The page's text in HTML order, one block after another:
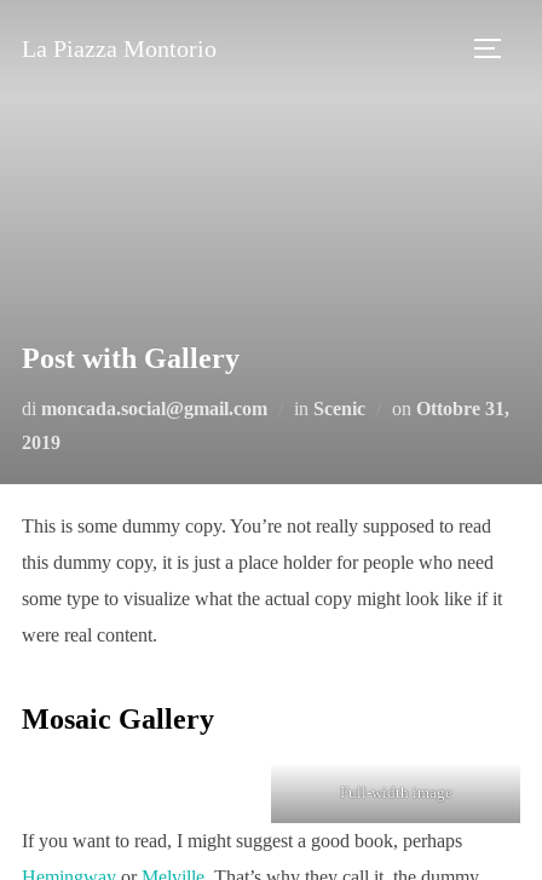
La Piazza Montorio
Post with Gallery
di moncada.social@gmail.com in Scenic on Pubblicato
Ottobre 31,
2019
This is some dummy copy. You’re not really supposed to read
this dummy copy, it is just a place holder for people who need
some type to visualize what the actual copy might look like if it
were real content.
Mosaic Gallery
Full-width image
If you want to read, I might suggest a good book, perhaps